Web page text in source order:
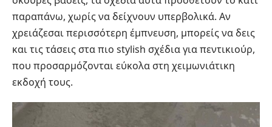
παραπάνω, χωρίς να δείχνουν υπερβολικά. Αν
χρειάζεσαι περισσότερη έμπνευση, μπορείς να δεις
και τιςτάσεις στα πιο stylish σχέδια για πεντικιούρ,
που προσαρμόζονται εύκολα στη χειμωνιάτικη
εκδοχή τους.